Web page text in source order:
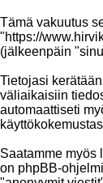
Tämä vakuutus
"https://
(jälkeenpäin
Tietojasi
väliaikaisiin
automaattiseti
Saatamme myös
on phpBB-